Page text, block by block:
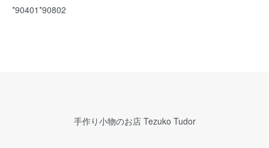
*90401*90802
手作り小物のお店 Tezuko Tudor